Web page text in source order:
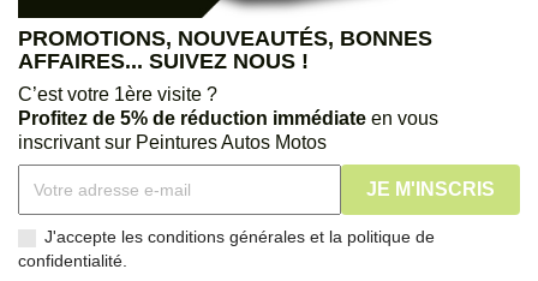
PROMOTIONS, NOUVEAUTÉS, BONNES
AFFAIRES... SUIVEZ NOUS !
C’est votre 1ère visite ?
Profitez de 5% de réduction immédiate en vous
inscrivant sur Peintures Autos Motos
J'accepte les conditions générales et la politique de
confidentialité.